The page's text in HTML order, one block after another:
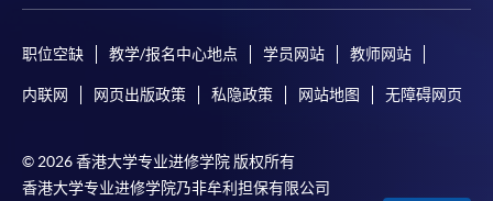
职位空缺 教学/报名中心地点 学员网站 教师网站
内联网 网页出版政策 私隐政策 网站地图 无障碍网页
© 2026 香港大学专业进修学院 版权所有
香港大学专业进修学院乃非牟利担保有限公司